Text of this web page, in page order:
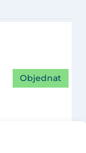
Objednat